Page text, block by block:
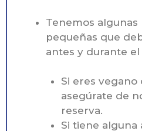
Tenemos
pequeñas que
antes y durante
Si eres vegano
asegúrate de
reserva.
Si tiene alguna